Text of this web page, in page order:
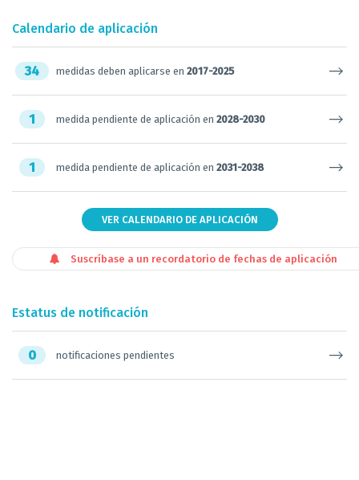
Calendario de aplicación
34 medidas deben aplicarse en 2017-2025
1 medida pendiente de aplicación en 2028-2030
1 medida pendiente de aplicación en 2031-2038
VER CALENDARIO DE APLICACIÓN
Suscríbase a un recordatorio de fechas de aplicación
Estatus de notificación
0 notificaciones pendientes